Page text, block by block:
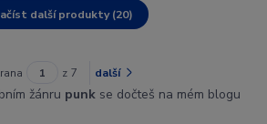
další produkty (20)
z 7 další
žánru punk se dočteš na mém blogu